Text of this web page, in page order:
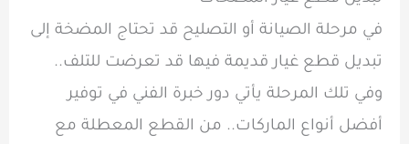
في مرحلة الصيانة أو التصليح قد تحتاج المضخة إلى
تبديل قطع غيار قديمة فيها قد تعرضت للتلف..
وفي تلك المرحلة يأتي دور خبرة الفني في توفير
أفضل أنواع الماركات.. من القطع المعطلة مع